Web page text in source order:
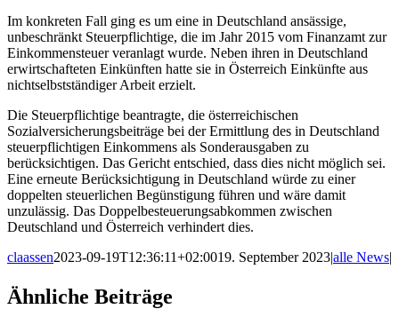
Im konkreten Fall ging es um eine in Deutschland ansässige,
unbeschränkt Steuerpflichtige, die im Jahr 2015 vom Finanzamt zur
Einkommensteuer veranlagt wurde. Neben ihren in Deutschland
erwirtschafteten Einkünften hatte sie in Österreich Einkünfte aus
nichtselbstständiger Arbeit erzielt.
Die Steuerpflichtige beantragte, die österreichischen
Sozialversicherungsbeiträge bei der Ermittlung des in Deutschland
steuerpflichtigen Einkommens als Sonderausgaben zu
berücksichtigen. Das Gericht entschied, dass dies nicht möglich sei.
Eine erneute Berücksichtigung in Deutschland würde zu einer
doppelten steuerlichen Begünstigung führen und wäre damit
unzulässig. Das Doppelbesteuerungsabkommen zwischen
Deutschland und Österreich verhindert dies.
claassen2023-09-19T12:36:11+02:0019. September 2023|alle News|
Facebook
X
LinkedIn
WhatsApp
Xing
E-
Mail
Ähnliche Beiträge